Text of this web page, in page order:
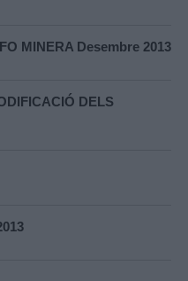
MINERA Desembre 2013
DELS